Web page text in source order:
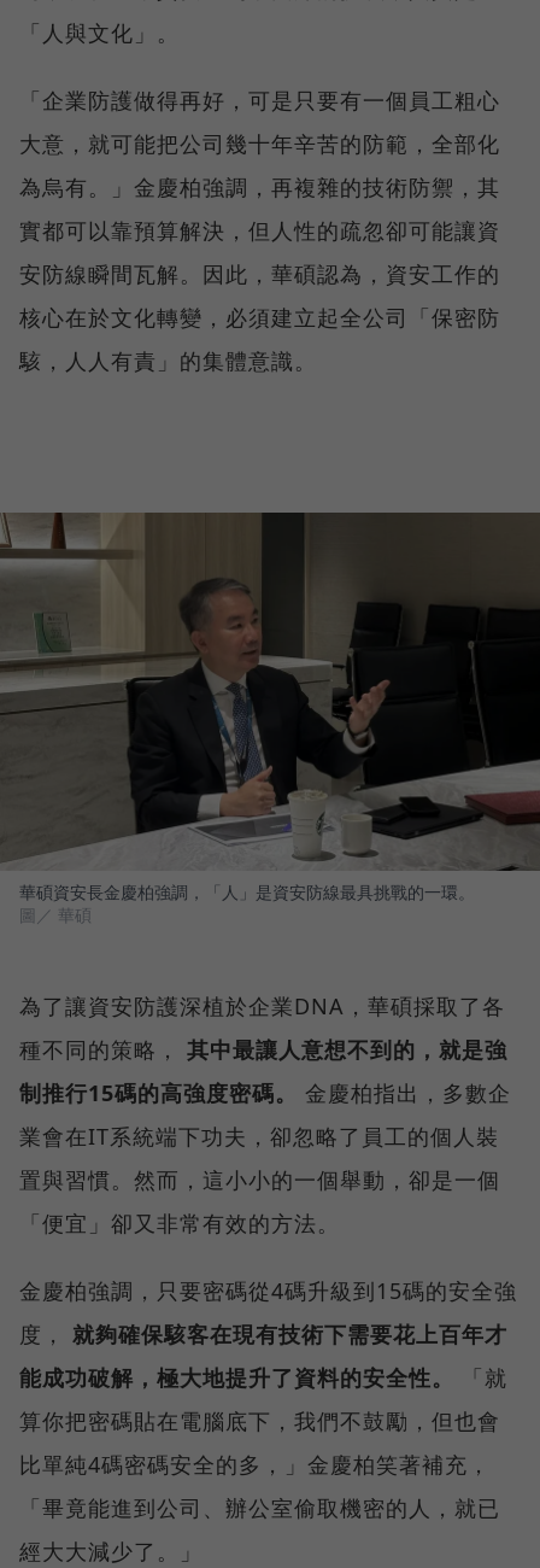
「人與文化」。
「企業防護做得再好，可是只要有一個員工粗心
大意，就可能把公司幾十年辛苦的防範，全部化
為烏有。」金慶柏強調，再複雜的技術防禦，其
實都可以靠預算解決，但人性的疏忽卻可能讓資
安防線瞬間瓦解。因此，華碩認為，資安工作的
核心在於文化轉變，必須建立起全公司「保密防
駭，人人有責」的集體意識。
華碩資安長金慶柏強調，「人」是資安防線最具挑戰的一環。
圖／ 華碩
為了讓資安防護深植於企業DNA，華碩採取了各
種不同的策略， 其中最讓人意想不到的，就是強
制推行15碼的高強度密碼。
金慶柏指出，多數企
業會在IT系統端下功夫，卻忽略了員工的個人裝
置與習慣。然而，這小小的一個舉動，卻是一個
「便宜」卻又非常有效的方法。
金慶柏強調，只要密碼從4碼升級到15碼的安全強
度， 就夠確保駭客在現有技術下需要花上百年才
能成功破解，極大地提升了資料的安全性。
「就
算你把密碼貼在電腦底下，我們不鼓勵，但也會
比單純4碼密碼安全的多，」金慶柏笑著補充，
「畢竟能進到公司、辦公室偷取機密的人，就已
經大大減少了。」